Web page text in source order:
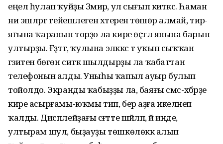
еңел һулап ҡуйҙы Зәмирә, ул сығып киткәс. Һаман
ни эшләргә тейешлеген хәтеренә төшөрә алмай, тирә-
яғына ҡаранып торҙо ла кире өҫтәл янына барып
ултырҙы. Ғәҙәттә, ҡулына эләккәс тә уҡып сыҡҡан
гәзитен бөгөн ситкә шылдырҙы ла ҡабаттан
телефонын алды. Уныһы ҡапыл ауыр булып
тойолдо. Экранды ҡабыҙҙы ла, баяғы смс-хәбәрҙе
кире асырғамы-юҡмы тип, бер аҙға икеләнеп
ҡалды. Дисплейҙағы сәғәтте шәйләп, йә инде,
ултырам шул, быҙауҙы төшкөлөккә алып